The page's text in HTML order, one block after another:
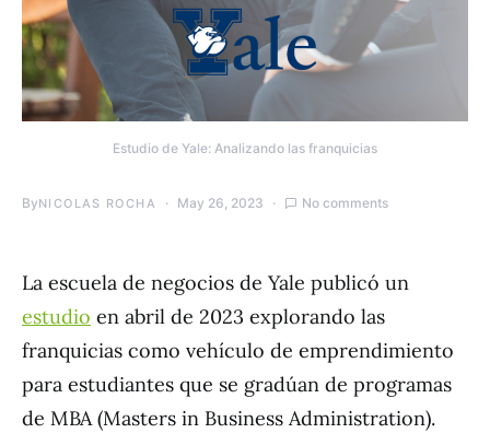
Estudio de Yale: Analizando las franquicias
ByNICOLAS ROCHA May 26, 2023 No comments
La escuela de negocios de Yale publicó un
estudio en abril de 2023 explorando las
franquicias como vehículo de emprendimiento
para estudiantes que se gradúan de programas
de MBA (Masters in Business Administration).